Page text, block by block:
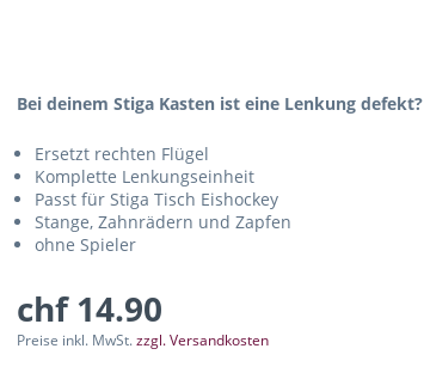
Bei deinem Stiga Kasten ist eine Lenkung defekt?
Ersetzt rechten Flügel
Komplette Lenkungseinheit
Passt für Stiga Tisch Eishockey
Stange, Zahnrädern und Zapfen
ohne Spieler
chf 14.90
Preise inkl. MwSt.zzgl. Versandkosten